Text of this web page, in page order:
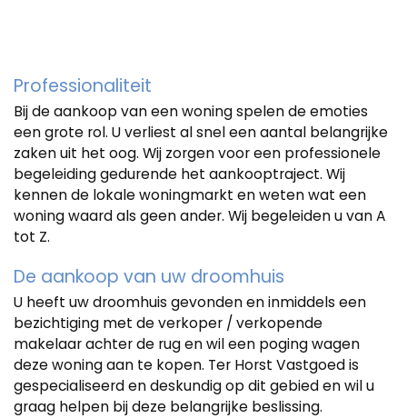
Professionaliteit
Bij de aankoop van een woning spelen de emoties
een grote rol. U verliest al snel een aantal belangrijke
zaken uit het oog. Wij zorgen voor een professionele
begeleiding gedurende het aankooptraject. Wij
kennen de lokale woningmarkt en weten wat een
woning waard als geen ander. Wij begeleiden u van A
tot Z.
De aankoop van uw droomhuis
U heeft uw droomhuis gevonden en inmiddels een
bezichtiging met de verkoper / verkopende
makelaar achter de rug en wil een poging wagen
deze woning aan te kopen. Ter Horst Vastgoed is
gespecialiseerd en deskundig op dit gebied en wil u
graag helpen bij deze belangrijke beslissing.